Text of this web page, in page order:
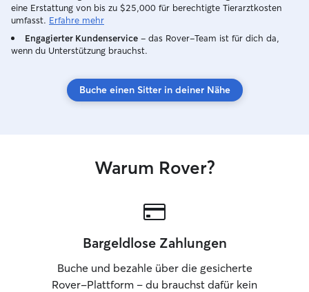
klären.
eine Erstattung von bis zu $25,000 für berechtigte Tierarztkosten
umfasst. Erfahre mehr
Engagierter Kundenservice – das Rover-Team ist für dich da,
wenn du Unterstützung brauchst.
Buche einen Sitter in deiner Nähe
Warum Rover?
Bargeldlose Zahlungen
Buche und bezahle über die gesicherte
Rover-Plattform – du brauchst dafür kein